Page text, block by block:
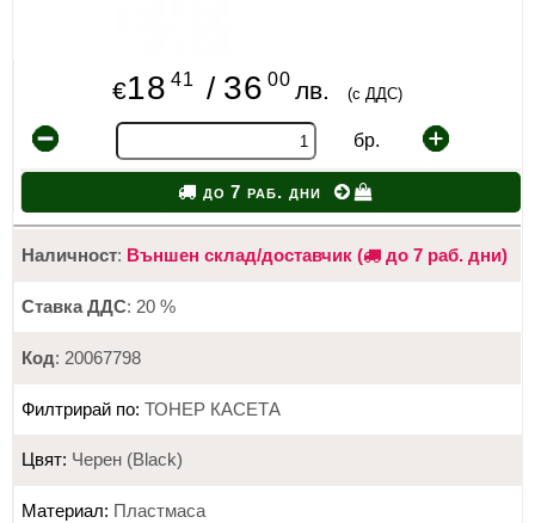
€18 41 / 36 00 лв. (с ДДС)
бр.
до 7 раб. дни
Наличност: Външен склад/доставчик ( до 7 раб. дни)
Ставка ДДС: 20 %
Код: 20067798
Филтрирай по: ТОНЕР КАСЕТА
Цвят: Черен (Black)
Материал: Пластмаса